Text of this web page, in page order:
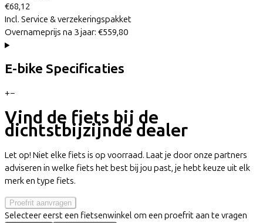
€68,12
Incl. Service & verzekeringspakket
Overnameprijs na 3 jaar: €559,80
E-bike Specificaties
+−
Vind de fiets bij de
dichtstbijzijnde dealer
Let op! Niet elke fiets is op voorraad. Laat je door onze partners
adviseren in welke fiets het best bij jou past, je hebt keuze uit elk
merk en type fiets.
Proefrit aanvragen
Selecteer eerst een fietsenwinkel om een proefrit aan te vragen